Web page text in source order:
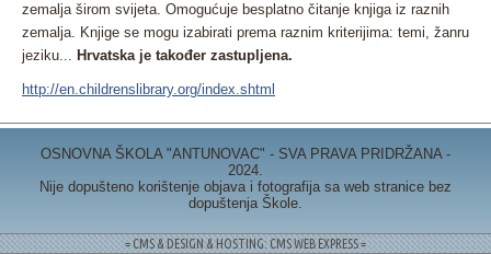
zemalja širom svijeta. Omogućuje besplatno čitanje knjiga iz raznih
zemalja. Knjige se mogu izabirati prema raznim kriterijima: temi, žanru
jeziku... Hrvatska je također zastupljena.
http://en.childrenslibrary.org/index.shtml
OSNOVNA ŠKOLA "ANTUNOVAC" - SVA PRAVA PRIDRŽANA -
2024.
Nije dopušteno korištenje objava i fotografija sa web stranice bez
dopuštenja Škole.
= CMS & DESIGN & HOSTING: CMS WEB EXPRESS =